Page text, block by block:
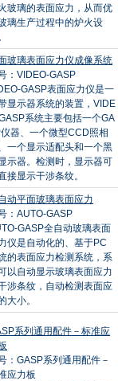
玻璃的表面应力，从而优
璃生产过程中的炉火设
玻璃表面应力仪成像系统
：VIDEO-GASP
GASP表面应力仪是一
显示器系统的装置，VIDE
系统主要包括一个GA
器、一个微型CCD照相
一个显示适配头和一个黑
示器。检测时，显示器可
接显示干涉条纹。
动平面玻璃表面应力
：AUTO-GASP
GASP全自动玻璃表面
仪是自动化的、基于PC
的表面应力检测系统，系
以自动显示玻璃表面应力
涉条纹，自动检测表面应
大小。
系列通用配件－标准应
：GASP系列通用配件－
应力板